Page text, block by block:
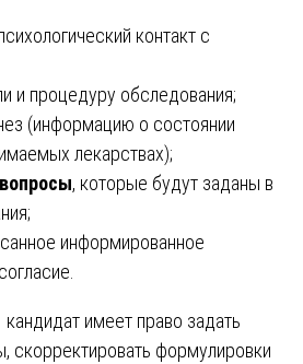
контакт с
и процедуру обследования;
(информацию о состоянии
лекарствах);
, которые будут заданы в
информированное
кандидат имеет право задать
скорректировать формулировки